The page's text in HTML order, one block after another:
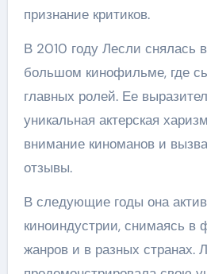
признание критиков.
В 2010 году Лесли снялась
большом кинофильме, где
главных ролей. Ее
уникальная актерская
внимание киноманов и
отзывы.
В следующие годы она
киноиндустрии, снимаясь в
жанров и в разных странах.